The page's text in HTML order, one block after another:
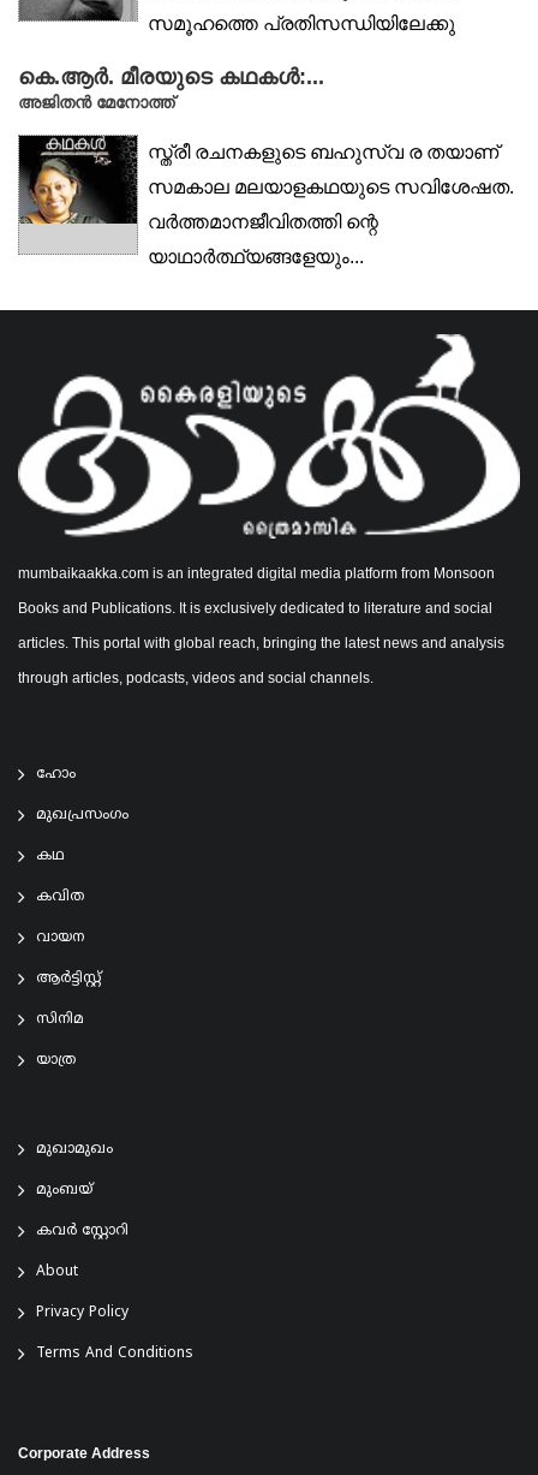
സമൂഹത്തെ പ്രതിസന്ധിയിലേക്കു
ഒരേസമയം ചൂഷണം...
കെ.ആർ. മീരയുടെ കഥകൾ:...
അജിതൻ മേനോത്ത്
സ്ത്രീ രചനകളുടെ ബഹുസ്വ ര തയാണ്
സമകാല മലയാളകഥയുടെ സവിശേഷത.
വർത്തമാനജീവിതത്തി ന്റെ
യാഥാർത്ഥ്യങ്ങളേയും...
mumbaikaakka.com is an integrated digital media platform from Monsoon
Books and Publications. It is exclusively dedicated to literature and social
articles. This portal with global reach, bringing the latest news and analysis
through articles, podcasts, videos and social channels.
ഹോം
മുഖപ്രസംഗം
കഥ
കവിത
വായന
ആര്‍ട്ടിസ്റ്റ്
സിനിമ
യാത്ര
മുഖാമുഖം
മുംബയ്
കവർ സ്റ്റോറി
About
Privacy Policy
Terms And Conditions
Corporate Address